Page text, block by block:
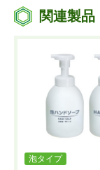
関連製品
泡タイプ